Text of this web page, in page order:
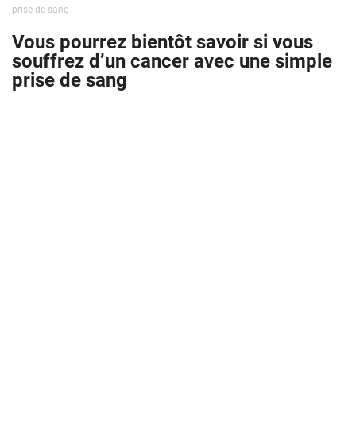
prise de sang
Vous pourrez bientôt savoir si vous
souffrez d’un cancer avec une simple
prise de sang